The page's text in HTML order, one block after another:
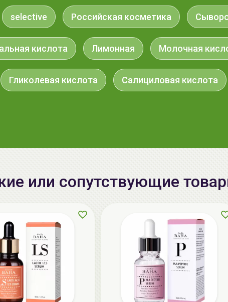
selective Российская косметика
кислота Лимонная Молочная
Гликолевая кислота Салициловая кислота
или сопутствующие